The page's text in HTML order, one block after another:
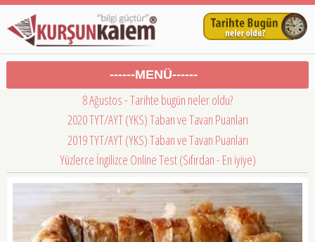
------MENÜ------
8 Ağustos - Tarihte bugün neler oldu?
2020 TYT/AYT (YKS) Taban ve Tavan Puanları
2019 TYT/AYT (YKS) Taban ve Tavan Puanları
Yüzlerce İngilizce Online Test (Sıfırdan - En iyiye)